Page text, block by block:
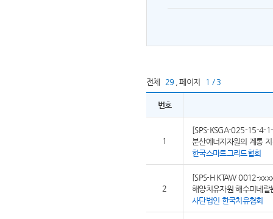
전체 29 페이지 1 / 3
번호
1
[SPS-KSGA-025-15-4-
분산에너지자원의 계통
한국스마트그리드협회
2
[SPS-H KTAW 0012-
해양치유자원 해수미네랄
사단법인 한국치유협회